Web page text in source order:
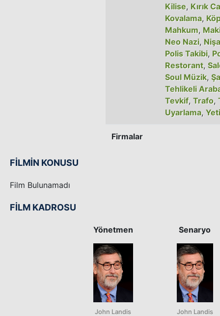
Kilise, Kırık
Kovalama,
Mahkum,
Neo Nazi,
Polis Takibi,
Restorant,
Soul Müzik,
Tehlikeli
Tevkif, Trafo,
Uyarlama,
Firmalar
FİLMİN KONUSU
Film Bulunamadı
FİLM KADROSU
Yönetmen
John Landis
Senaryo
John Landis